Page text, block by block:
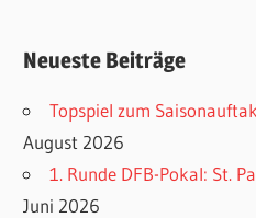
Neueste Beiträge
Topspiel zum
August 2026
1. Runde DFB-Pokal: St.
Juni 2026